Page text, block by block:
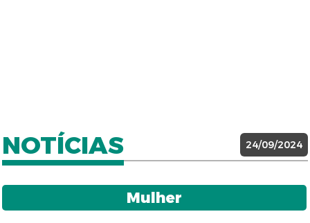
NOTÍCIAS 24/09/2024
Mulher